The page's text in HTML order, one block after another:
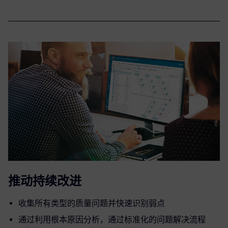
推动持续改进
收集所有类型的质量问题并快速识别弱点
通过利用根本原因分析，通过标准化的问题解决流程